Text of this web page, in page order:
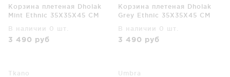
Корзина плетеная Dholak
Mint Ethnic 35X35X45 CM
В наличии 0 шт.
3 490 руб
Корзина плетеная Dholak
Grey Ethnic 35X35X45 CM
В наличии 0 шт.
3 490 руб
Tkano
Umbra